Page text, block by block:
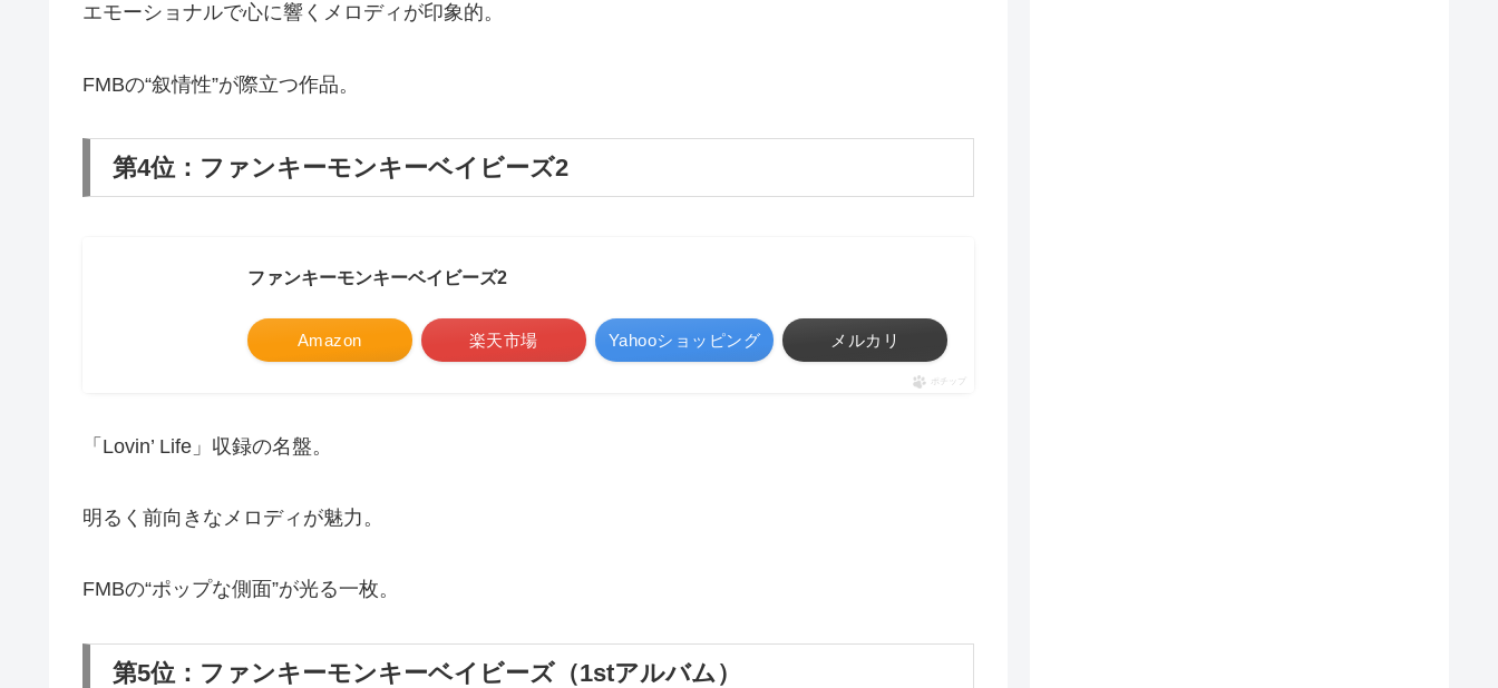
エモーショナルで心に響くメロディが印象的。
FMBの“叙情性”が際立つ作品。
第4位：ファンキーモンキーベイビーズ2
ファンキーモンキーベイビーズ2
Amazon 楽天市場 Yahooショッピング メルカリ
ポチップ
「Lovin’ Life」収録の名盤。
明るく前向きなメロディが魅力。
FMBの“ポップな側面”が光る一枚。
第5位：ファンキーモンキーベイビーズ（1stアルバム）